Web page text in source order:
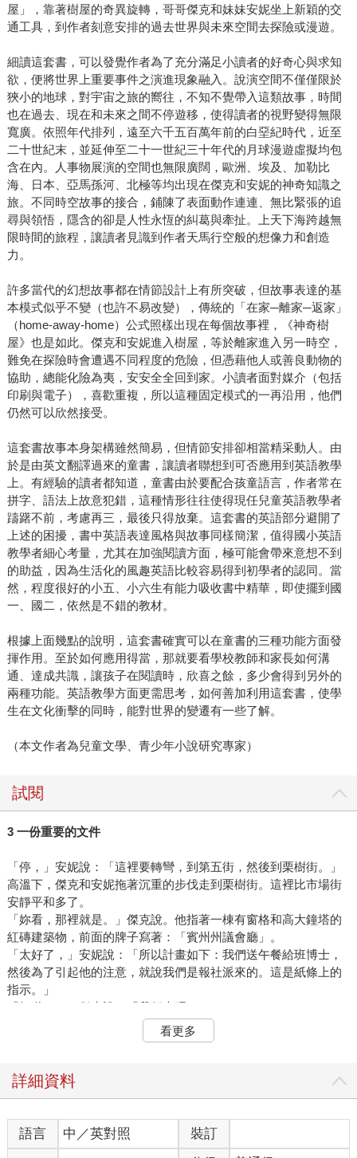
屋」，靠著樹屋的奇異旋轉，哥哥傑克和妹妹安妮坐上新穎的交
通工具，到作者刻意安排的過去世界與未來空間去探險或漫遊。
細讀這套書，可以發覺作者為了充分滿足小讀者的好奇心與求知
欲，便將世界上重要事件之演進現象融入。說演空間不僅僅限於
狹小的地球，對宇宙之旅的嚮往，不知不覺帶入這類故事，時間
也在過去、現在和未來之間不停遊移，使得讀者的視野變得無限
寬廣。依照年代排列，遠至六千五百萬年前的白堊紀時代，近至
二十世紀末，並延伸至二十一世紀三十年代的月球漫遊虛擬均包
含在內。人事物展演的空間也無限廣闊，歐洲、埃及、加勒比
海、日本、亞馬孫河、北極等均出現在傑克和安妮的神奇知識之
旅。不同時空故事的接合，鋪陳了表面動作連連、無比緊張的追
尋與領悟，隱含的卻是人性永恆的糾葛與牽扯。上天下海跨越無
限時間的旅程，讓讀者見識到作者天馬行空般的想像力和創造
力。
許多當代的幻想故事都在情節設計上有所突破，但故事表達的基
本模式似乎不變（也許不易改變），傳統的「在家─離家─返家」
（home-away-home）公式照樣出現在每個故事裡，《神奇樹
屋》也是如此。傑克和安妮進入樹屋，等於離家進入另一時空，
難免在探險時會遭遇不同程度的危險，但憑藉他人或善良動物的
協助，總能化險為夷，安安全全回到家。小讀者面對媒介（包括
印刷與電子），喜歡重複，所以這種固定模式的一再沿用，他們
仍然可以欣然接受。
這套書故事本身架構雖然簡易，但情節安排卻相當精采動人。由
於是由英文翻譯過來的童書，讓讀者聯想到可否應用到英語教學
上。有經驗的讀者都知道，童書由於要配合孩童語言，作者常在
拼字、語法上故意犯錯，這種情形往往使得現任兒童英語教學者
躊躇不前，考慮再三，最後只得放棄。這套書的英語部分避開了
上述的困擾，書中英語表達風格與故事同樣簡潔，值得國小英語
教學者細心考量，尤其在加強閱讀方面，極可能會帶來意想不到
的助益，因為生活化的風趣英語比較容易得到初學者的認同。當
然，程度很好的小五、小六生有能力吸收書中精華，即使擺到國
一、國二，依然是不錯的教材。
根據上面幾點的說明，這套書確實可以在童書的三種功能方面發
揮作用。至於如何應用得當，那就要看學校教師和家長如何溝
通、達成共識，讓孩子在閱讀時，欣喜之餘，多少會得到另外的
兩種功能。英語教學方面更需思考，如何善加利用這套書，使學
生在文化衝擊的同時，能對世界的變遷有一些了解。
（本文作者為兒童文學、青少年小說研究專家）
試閱
3 一份重要的文件
「停，」安妮說：「這裡要轉彎，到第五街，然後到栗樹街。」
高溫下，傑克和安妮拖著沉重的步伐走到栗樹街。這裡比市場街
安靜平和多了。
「妳看，那裡就是。」傑克說。他指著一棟有窗格和高大鐘塔的
紅磚建築物，前面的牌子寫著：「賓州州議會廳」。
「太好了，」安妮說：「所以計畫如下：我們送午餐給班博士，
然後為了引起他的注意，就說我們是報社派來的。這是紙條上的
指示。」
「知道了，」傑克說：「我們走吧。」
傑克和安妮踏上石子路，走向州議會廳。他們到達紅磚建築物
前，敲了敲大門。沒人來開門。安妮想轉動把手，但門鎖住了。
都拉上。
「討厭，」安妮說：「也許我們應該回到班博士家，在那裡等
他。」
看更多
詳細資料
語言 中／英對照
裝訂